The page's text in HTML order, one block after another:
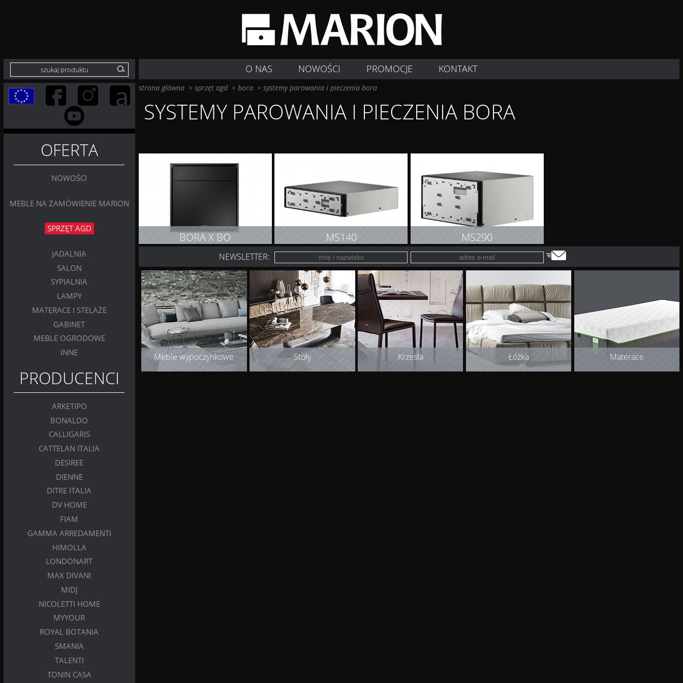
O NAS NOWOŚCI PROMOCJE KONTAKT
OFERTA
NOWOŚCI
MEBLE NA ZAMÓWIENIE MARION
SPRZĘT AGD
JADALNIA
SALON
SYPIALNIA
LAMPY
MATERACE I STELAŻE
GABINET
MEBLE OGRODOWE
INNE
PRODUCENCI
ARKETIPO
BONALDO
CALLIGARIS
CATTELAN ITALIA
DESIREE
DIENNE
DITRE ITALIA
DV HOME
FIAM
GAMMA ARREDAMENTI
HIMOLLA
LONDONART
MAX DIVANI
MIDJ
NICOLETTI HOME
MYYOUR
ROYAL BOTANIA
SMANIA
TALENTI
TONIN CASA
strona główna> sprzęt agd> bora> systemy parowania i pieczenia bora
SYSTEMY PAROWANIA I PIECZENIA BORA
BORA X BO
ZOBACZ PRODUKT
MS140
ZOBACZ PRODUKT
MS290
ZOBACZ PRODUKT
NEWSLETTER:
Meble wypoczynkowe Stoły Krzesła Łóżka Materace